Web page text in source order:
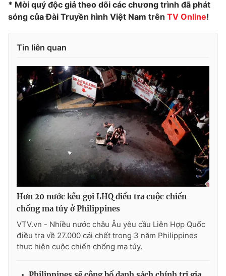
Tư vấn
Chuyên mục khác
Photo Infographic
Video Shorts video
VTV Money VTV Thể thao
VTV Sức khoẻ Bất động sản
Thị trường 24h Tấm lòng Việt
VTV4 Vươn mình bằng AI
VTV9 VTV8
Liên hệ tòa soạn English
* Mời quý độc giả theo dõi các chương trình đã phát
sóng của Đài Truyền hình Việt Nam trên TV Online!
Tin liên quan
Hơn 20 nước kêu gọi LHQ điều tra cuộc chiến
chống ma túy ở Philippines
VTV.vn - Nhiều nước châu Âu yêu cầu Liên Hợp Quốc
điều tra về 27.000 cái chết trong 3 năm Philippines
thực hiện cuộc chiến chống ma túy.